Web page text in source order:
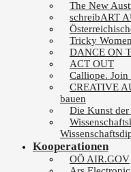
The New
schreibART
Tricky
DANCE ON
ACT OUT
Calliope. Join
CREATIVE
bauen
Die Kunst der
Kooperationen
OÖ AIR.GOV